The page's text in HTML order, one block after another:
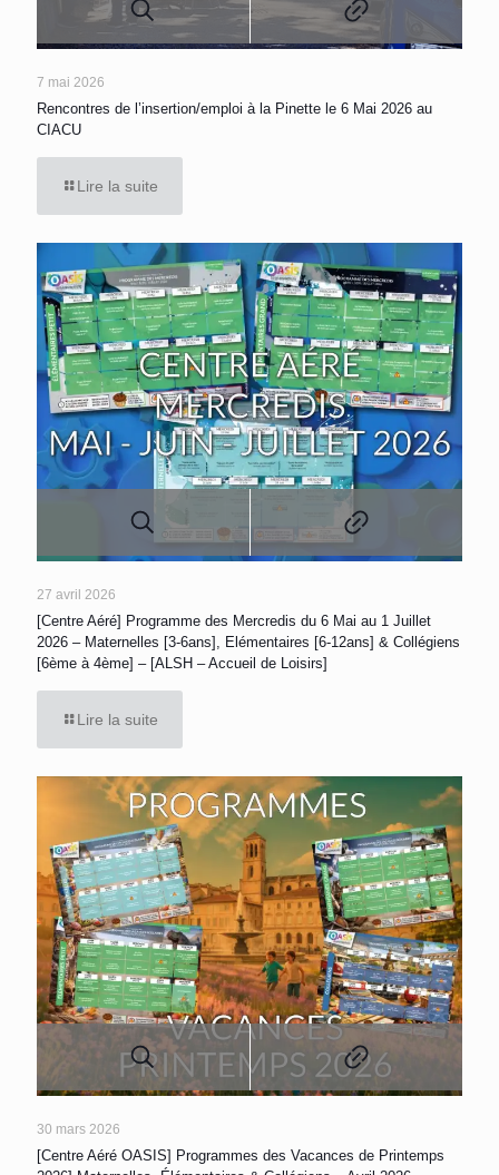
7 mai 2026
Rencontres de l’insertion/emploi à la Pinette le 6 Mai 2026 au
CIACU
Lire la suite
27 avril 2026
[Centre Aéré] Programme des Mercredis du 6 Mai au 1 Juillet
2026 – Maternelles [3-6ans], Elémentaires [6-12ans] & Collégiens
[6ème à 4ème] – [ALSH – Accueil de Loisirs]
Lire la suite
30 mars 2026
[Centre Aéré OASIS] Programmes des Vacances de Printemps